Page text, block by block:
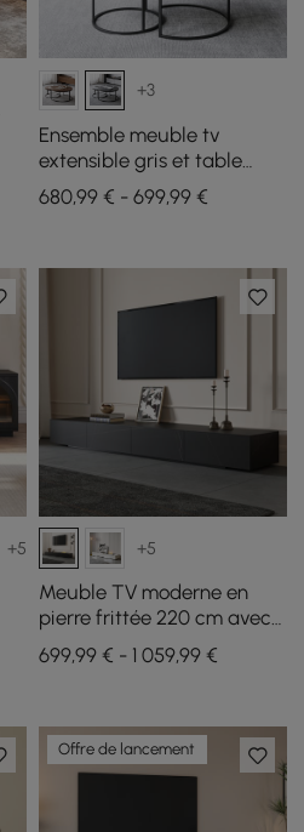
+3
Ensemble meuble tv
extensible gris et table
basse emboîtable Fero
680,99 € - 699,99 €
+5 +5
Meuble TV moderne en
pierre frittée 220 cm avec
4 tiroirs
699,99 € - 1 059,99 €
Offre de lancement